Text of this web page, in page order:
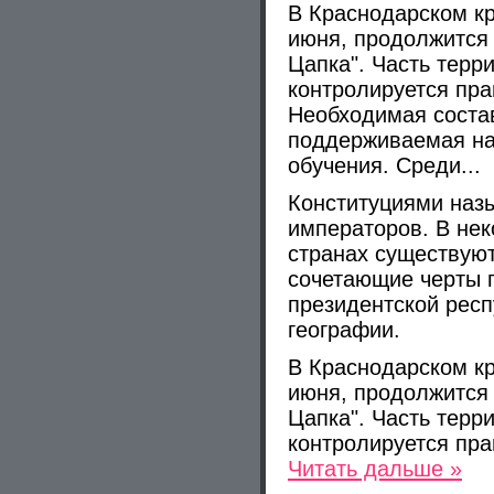
В Краснодарском
июня,
Цапка". Часть
контролируется
Необходимая
поддерживаемая
обучения. Среди...
Конституциями
императоров. В
странах
сочетающие черты
президентской
географии.
В Краснодарском
июня,
Цапка". Часть
контролируется
Читать дальше »